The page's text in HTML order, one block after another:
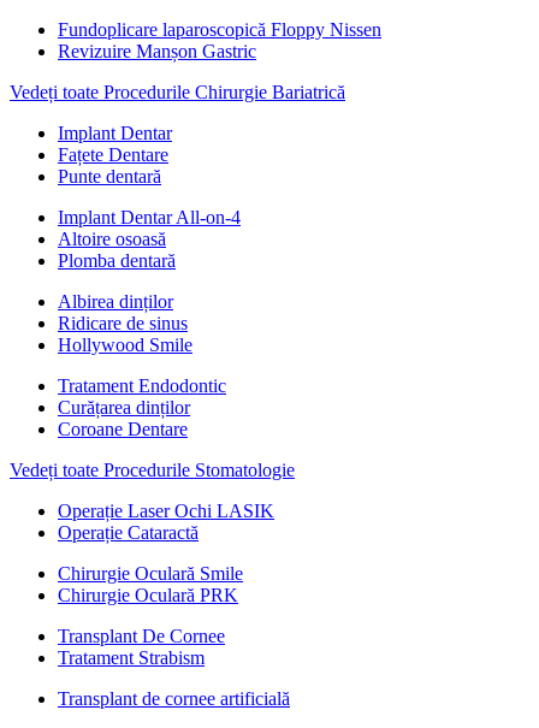
Fundoplicare laparoscopică Floppy Nissen
Revizuire Manșon Gastric
Vedeți toate Procedurile Chirurgie Bariatrică
Implant Dentar
Fațete Dentare
Punte dentară
Implant Dentar All-on-4
Altoire osoasă
Plomba dentară
Albirea dinților
Ridicare de sinus
Hollywood Smile
Tratament Endodontic
Curățarea dinților
Coroane Dentare
Vedeți toate Procedurile Stomatologie
Operație Laser Ochi LASIK
Operație Cataractă
Chirurgie Oculară Smile
Chirurgie Oculară PRK
Transplant De Cornee
Tratament Strabism
Transplant de cornee artificială